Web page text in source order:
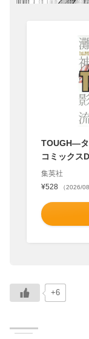
TOUGH―
コミックス
集英社
¥528
（2026/
+6